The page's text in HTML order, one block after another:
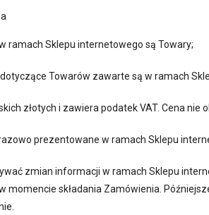
ramach Sklepu internetowego są Towary;
Towarów zawarte są w ramach
złotych i zawiera podatek VAT. Cena nie
prezentowane w ramach Sklepu
zmian informacji w ramach Sklepu
momencie składania Zamówienia.